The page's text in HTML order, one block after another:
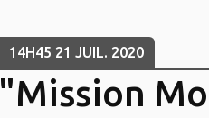
14H45 21 JUIL. 2020
"Mission